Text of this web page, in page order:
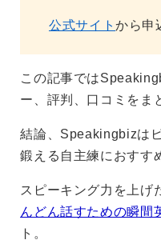
公式サイトから申
この記事では
ー、評判、口コミをま
結論、Speakingbizは
鍛える自主練におすす
スピーキング力を上げ
んどん話すための瞬間
ト。